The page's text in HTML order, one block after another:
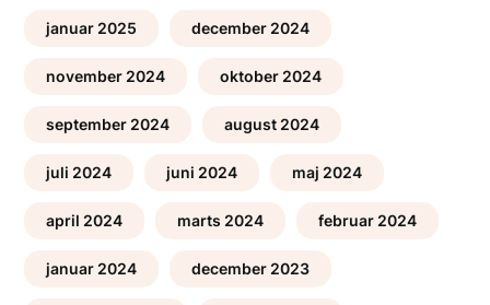
januar 2025 december 2024
november 2024 oktober 2024
september 2024 august 2024
juli 2024 juni 2024 maj 2024
april 2024 marts 2024 februar 2024
januar 2024 december 2023